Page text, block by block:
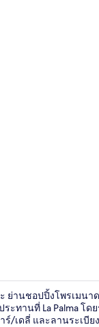
ย่านชอปปิ้งโพรเมนา
ะทานที่ La Palma โด
/เดลี่ และลานระเบีย